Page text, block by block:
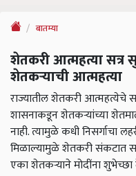
बातम्या
शेतकरी आत्महत्या सत्र
शेतकऱ्याची आत्महत्या
राज्यातील शेतकरी आत्महत्येचे
शासनाकडून शेतकऱ्यांच्या
नाही. त्यामुळे कधी निसर्गाचा
मिळाल्यामुळे शेतकरी संकटात
एका शेतकऱ्याने मोदींना